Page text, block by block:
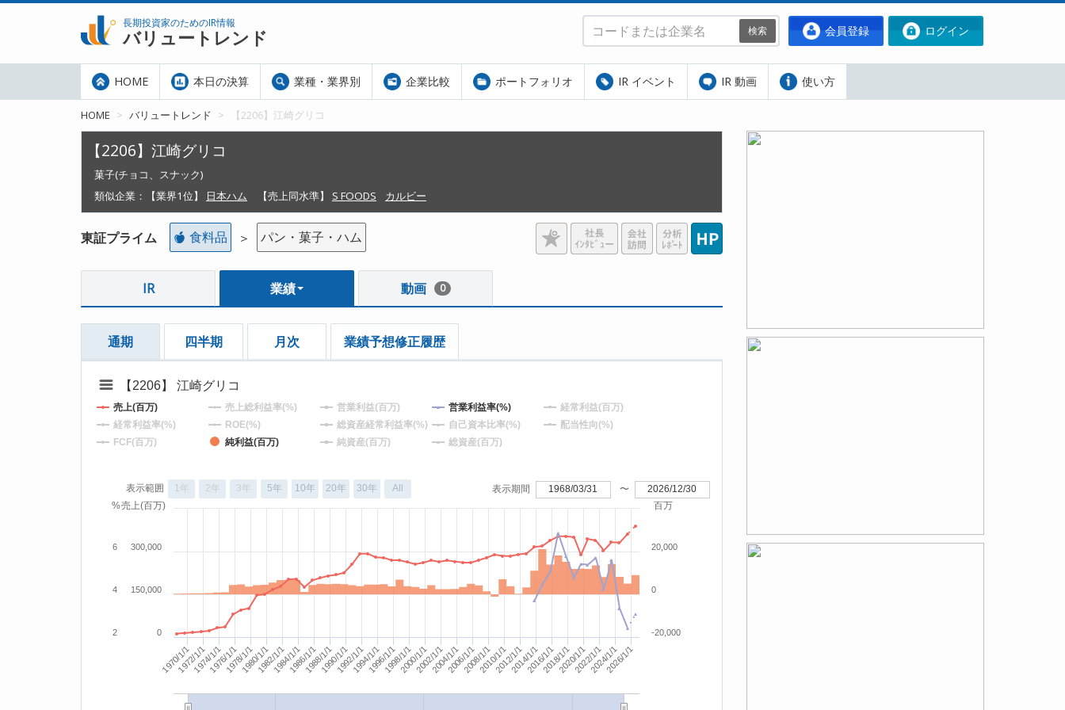
長期投資家のためのIR情報
バリュートレンド 会員登録 ログイン
検索
HOME 本日の決算 業種・業界別 企業比較 ポートフォリオ IR イベント IR 動画 使い方
HOME バリュートレンド 【2206】江崎グリコ
【2206】江崎グリコ
菓子(チョコ、スナック)
類似企業：
【業界1位】 日本ハム 【売上同水準】 S FOODS カルビー
東証プライム 食料品 ＞ パン・菓子・ハム
IR 業績 動画 0
通期 四半期 月次 業績予想修正履歴
売上(百万)
% 百万
【2206】 江崎グリコ
1970/1/11972/1/11974/1/11976/1/11978/1/11980/1/11982/1/11984/1/11986/1/11988/1/11990/1/11992/1/11994/1/11996/1/11998/1/12000/1/12002/1/12004/1/12006/1/12008/1/12010/1/12012/1/12014/1/12016/1/12018/1/12020/1/12022/1/12024/1/12026/1/1
0
300,000
150,000
4
2
6
0
20,000
-20,000
表示範囲 1年 2年 3年 5年 10年 20年 30年 All 表示期間 1968/03/31 〜 2026/12/30
売上(百万) 売上総利益率(%) 営業利益(百万) 営業利益率(%)
経常利益(百万)
経常利益率(%)
ROE(%) 総資産経常利益率(%) 自己資本比率(%)
配当性向(%)
FCF(百万)
純利益(百万) 純資産(百万) 総資産(百万)